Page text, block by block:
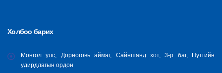
Холбоо барих
Монгол улс, Дорноговь аймаг, Сайншанд хот, 3-р баг, Нутгийн
удирдлагын ордон